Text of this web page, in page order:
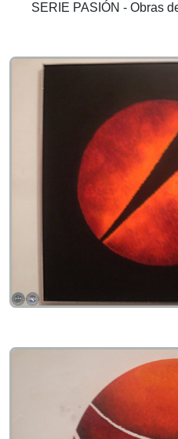
SERIE PASIÓN - Obras